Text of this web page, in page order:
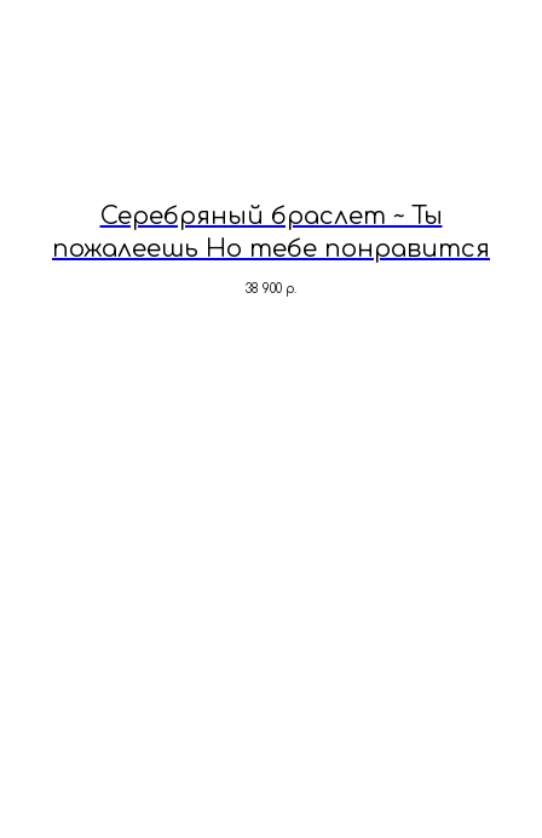
Серебряный браслет ~ Ты
пожалеешь Но тебе понравится
38 900 р.